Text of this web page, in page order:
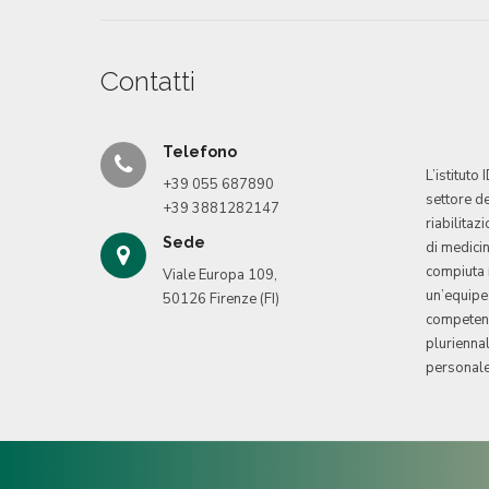
Contatti
Telefono
+39 055 687890
+39 3881282147
Sede
Viale Europa 109,
50126 Firenze (FI)
L’istituto
settore
di
compiuta